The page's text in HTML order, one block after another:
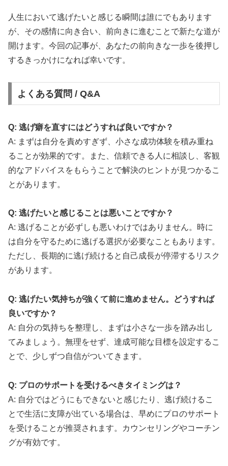
人生において逃げたいと感じる瞬間は誰にでもあります
が、その感情に向き合い、前向きに進むことで新たな道が
開けます。今回の記事が、あなたの前向きな一歩を後押し
するきっかけになれば幸いです。
よくある質問 / Q&A
Q: 逃げ癖を直すにはどうすれば良いですか？
A: まずは自分を責めすぎず、小さな成功体験を積み重ね
ることが効果的です。また、信頼できる人に相談し、客観
的なアドバイスをもらうことで解決のヒントが見つかるこ
とがあります。
Q: 逃げたいと感じることは悪いことですか？
A: 逃げることが必ずしも悪いわけではありません。時に
は自分を守るために逃げる選択が必要なこともあります。
ただし、長期的に逃げ続けると自己成長が停滞するリスク
があります。
Q: 逃げたい気持ちが強くて前に進めません。どうすれば
良いですか？
A: 自分の気持ちを整理し、まずは小さな一歩を踏み出し
てみましょう。無理をせず、達成可能な目標を設定するこ
とで、少しずつ自信がついてきます。
Q: プロのサポートを受けるべきタイミングは？
A: 自分ではどうにもできないと感じたり、逃げ続けるこ
とで生活に支障が出ている場合は、早めにプロのサポート
を受けることが推奨されます。カウンセリングやコーチン
グが有効です。